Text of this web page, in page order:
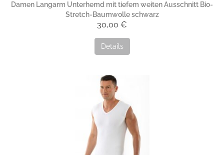
Damen Langarm Unterhemd mit tiefem weiten Ausschnitt Bio-
Stretch-Baumwolle schwarz
30,00 €
Details